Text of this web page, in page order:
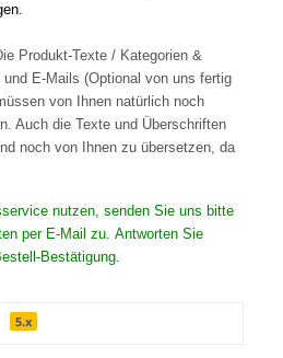
Produkt-Texte / Kategorien &
E-Mails (Optional von uns fertig
von Ihnen natürlich noch
Auch die Texte und Überschriften
noch von Ihnen zu übersetzen, da
nutzen, senden Sie uns bitte
per E-Mail zu. Antworten Sie
Bestätigung.
5.x